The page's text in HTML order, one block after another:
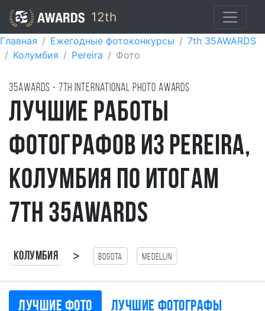
12th
Главная Ежегодные фотоконкурсы
7th 35AWARDS
Колумбия
Pereira Фото
35AWARDS - 7TH international photo awards
Лучшие работы
фотографов из Pereira,
Колумбия по итогам
7th 35AWARDS
Колумбия > Bogota Medellin
Лучшие фото Лучшие фотографы